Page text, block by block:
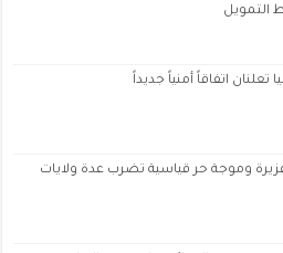
التمويل
تعلنان اتفاقاً أمنياً جديداً
وموجة حر قياسية تضرب عدة ولايات